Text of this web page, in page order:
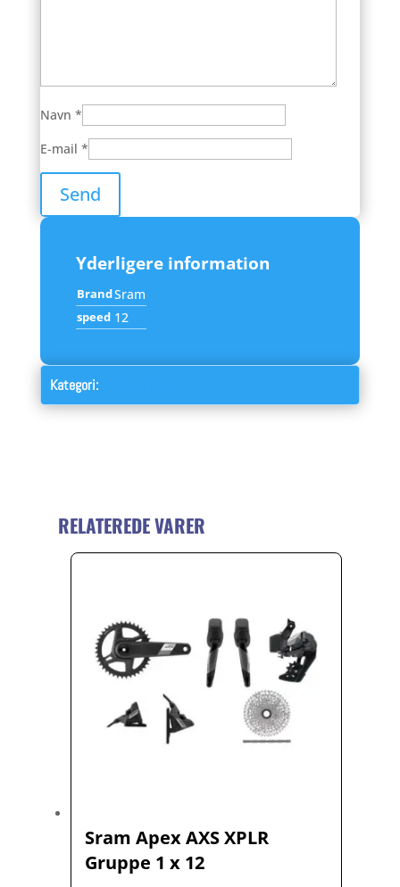
Navn *
E-mail *
Yderligere information
BrandSram
speed 12
Kategori:
RELATEREDE VARER
Sram Apex AXS XPLR
Gruppe 1 x 12